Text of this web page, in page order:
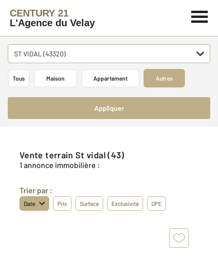
CENTURY 21
L'Agence du Velay
ST VIDAL (43320)
Tous Maison Appartement Autres
Appliquer
Vente terrain St vidal (43)
1 annonce immobilière :
Trier par :
Date Prix Surface Exclusivité DPE